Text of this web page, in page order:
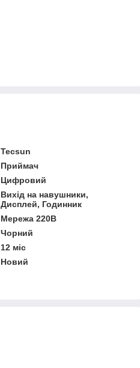
Tecsun
Приймач
Цифровий
Вихід на навушники,
Дисплей, Годинник
Мережа 220В
Чорний
12 міс
Новий